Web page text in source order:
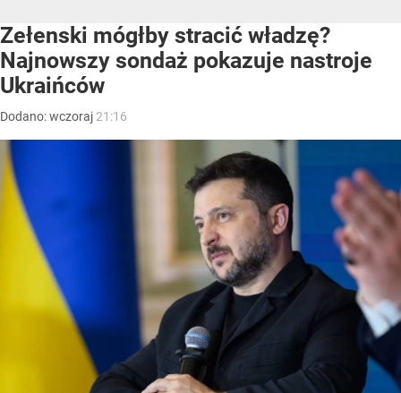
Zełenski mógłby stracić władzę?
Najnowszy sondaż pokazuje nastroje
Ukraińców
Dodano:wczoraj 21:16